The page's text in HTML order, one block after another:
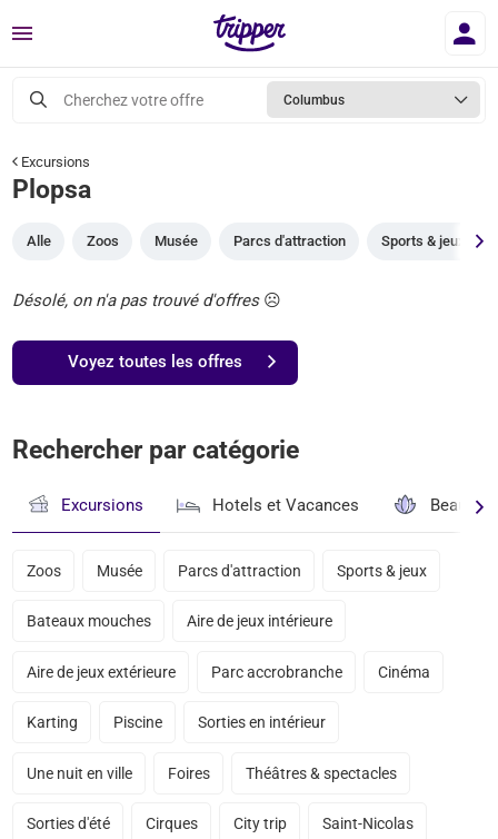
Menu
Cherchez votre offre Columbus
Excursions
Plopsa
Alle Zoos Musée Parcs d'attraction Sports & jeux
Désolé, on n'a pas trouvé d'offres☹️
Voyez toutes les offres
Rechercher par catégorie
Excursions Hotels et Vacances Beauté
Zoos Musée Parcs d'attraction Sports & jeux
Bateaux mouches Aire de jeux intérieure
Aire de jeux extérieure Parc accrobranche Cinéma
Karting Piscine Sorties en intérieur
Une nuit en ville Foires Théâtres & spectacles
Sorties d'été Cirques City trip Saint-Nicolas